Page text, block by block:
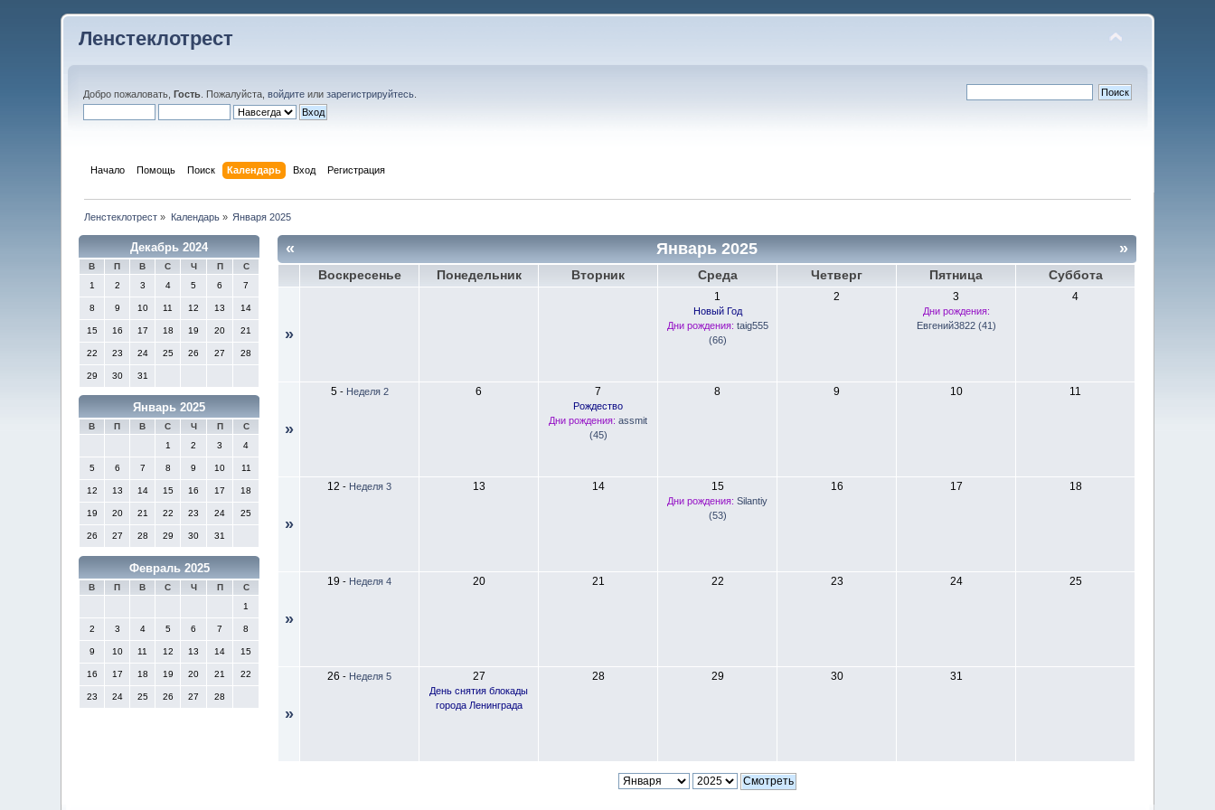
Ленстеклотрест
Добро пожаловать,Гость . Пожалуйста,войдите илизарегистрируйтесь
Начало Помощь Поиск Календарь Вход Регистрация
Ленстеклотрест » Календарь» Января 2025
Декабрь 2024
В П В С Ч П
С
1
2 3 4 5 6 7
8 9 10 11 12 13 14
15 16 17 18 19 20 21
22 23 24 25 26 27 28
29 30 31
Январь 2025
В П В С Ч П
С
1
2 3 4
5 6 7 8 9 10 11
12 13 14 15 16 17 18
19 20 21 22 23 24 25
26 27 28 29 30 31
Февраль 2025
В П В С Ч П
С
1
2 3 4 5 6 7 8
9 10 11 12 13 14 15
16 17 18 19 20 21 22
23 24 25 26 27 28
« »
Январь 2025
Воскресенье Понедельник Вторник Среда Четверг Пятница Суббота
»
1
Новый Год
Дни рождения: taig555
(66)
2 3
Дни рождения:
Евгений3822 (41)
4
»
5- Неделя 2 6 7
Рождество
Дни рождения: assmit
(45)
8 9 10 11
»
12 - Неделя 3 13 14 15
Дни рождения: Silantiy
(53)
16 17 18
»
19 - Неделя 4 20 21 22 23 24 25
»
26 - Неделя 5 27
День снятия блокады
города Ленинграда
28 29 30 31